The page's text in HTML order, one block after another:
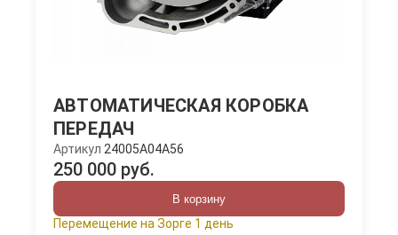
АВТОМАТИЧЕСКАЯ КОРОБКА
ПЕРЕДАЧ
Артикул 24005A04A56
250 000 руб.
В корзину
Перемещение на Зорге 1 день